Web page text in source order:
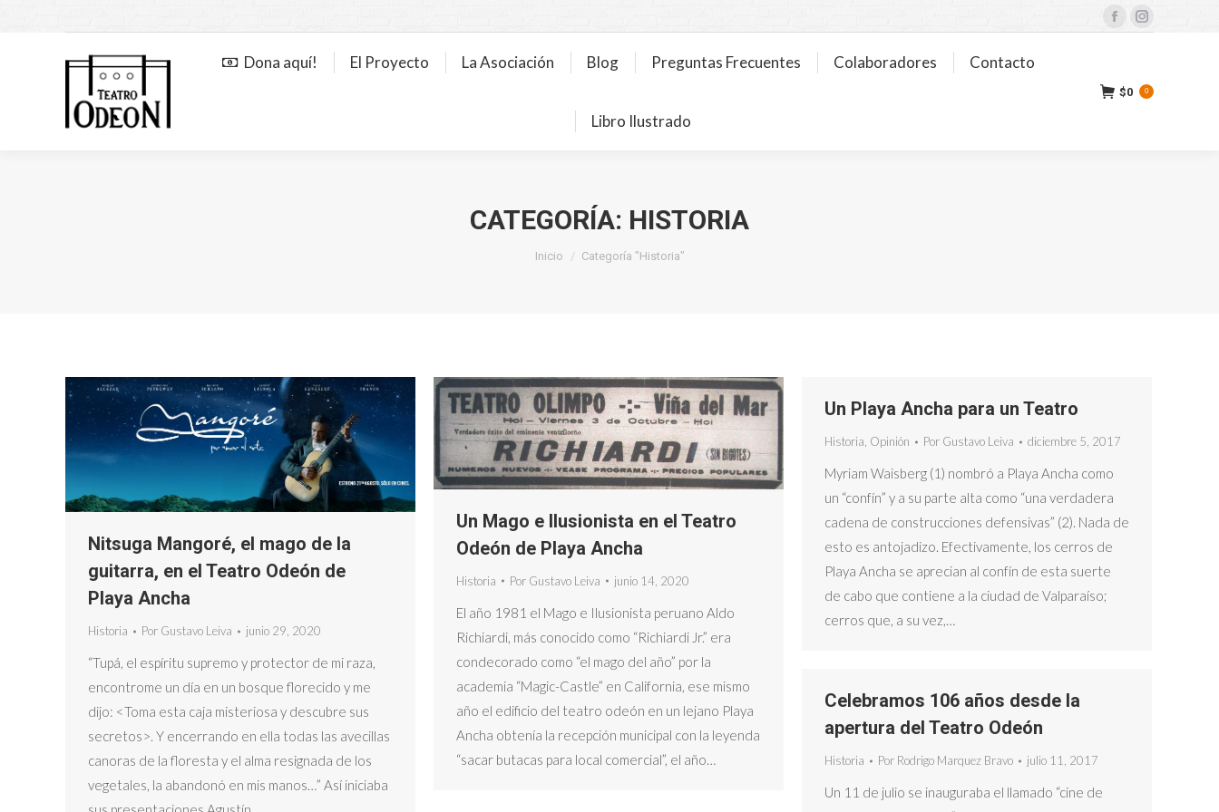
Facebook
Instagram
Dona aquí! El Proyecto La Asociación Blog Preguntas Frecuentes Colaboradores Contacto
Libro Ilustrado
$0 0
CATEGORÍA: HISTORIA
Estás aquí:
Inicio Categoría "Historia"
Nitsuga Mangoré, el mago de la
guitarra, en el Teatro Odeón de
Playa Ancha
Historia Por Gustavo Leiva junio 29, 2020
“Tupá, el espíritu supremo y protector de mi raza,
encontrome un día en un bosque florecido y me
dijo: <Toma esta caja misteriosa y descubre sus
secretos>. Y encerrando en ella todas las avecillas
canoras de la floresta y el alma resignada de los
vegetales, la abandonó en mis manos…” Así iniciaba
Un Mago e Ilusionista en el Teatro
Odeón de Playa Ancha
Historia Por Gustavo Leiva junio 14, 2020
El año 1981 el Mago e Ilusionista peruano Aldo
Richiardi, más conocido como “Richiardi Jr.” era
condecorado como “el mago del año” por la
academia “Magic-Castle” en California, ese mismo
año el edificio del teatro odeón en un lejano Playa
Ancha obtenía la recepción municipal con la leyenda
“sacar butacas para local comercial”, el año…
Un Playa Ancha para un Teatro
Historia Opinión Por Gustavo Leiva diciembre 5, 2017
Myriam Waisberg (1) nombró a Playa Ancha como
un “confín” y a su parte alta como “una verdadera
cadena de construcciones defensivas” (2). Nada de
esto es antojadizo. Efectivamente, los cerros de
Playa Ancha se aprecian al confín de esta suerte
de cabo que contiene a la ciudad de Valparaíso;
cerros que, a su vez,…
Celebramos 106 años desde la
apertura del Teatro Odeón
Historia Por Rodrigo Marquez Bravo julio 11, 2017
Un 11 de julio se inauguraba el llamado “cine de